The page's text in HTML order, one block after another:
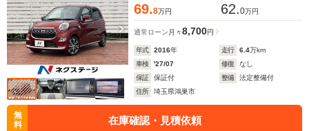
69.8万円 62.0万円
通常ローン 月々8,700円
年式 2016年 走行 6.4万km
車検
'27/07 修復
なし
保証
保証付 整備
法定整備付
住所
埼玉県鴻巣市
無
料
在庫確認・見積依頼